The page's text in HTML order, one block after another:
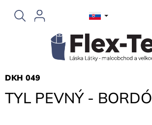
obsah
TYL PEVNÝ - BORDÓ
DKH 049